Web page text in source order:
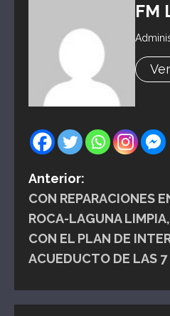
FM
N
a
v
g
Anterior:
CON REPARACIONES
ROCA-LAGUNA
CON EL PLAN DE
ACUEDUCTO DE LAS